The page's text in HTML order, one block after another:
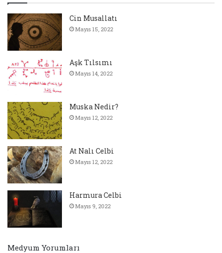
Cin Musallatı
Mayıs 15, 2022
Aşk Tılsımı
Mayıs 14, 2022
Muska Nedir?
Mayıs 12, 2022
At Nalı Celbi
Mayıs 12, 2022
Harmura Celbi
Mayıs 9, 2022
Medyum Yorumları